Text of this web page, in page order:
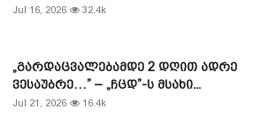
Jul 16, 2026 32.4k
„გარდაცვალებამდე 2 დღით ადრე
ვესაუბრე…” – „ჩცდ”-ს მსახი...
Jul 21, 2026 16.4k